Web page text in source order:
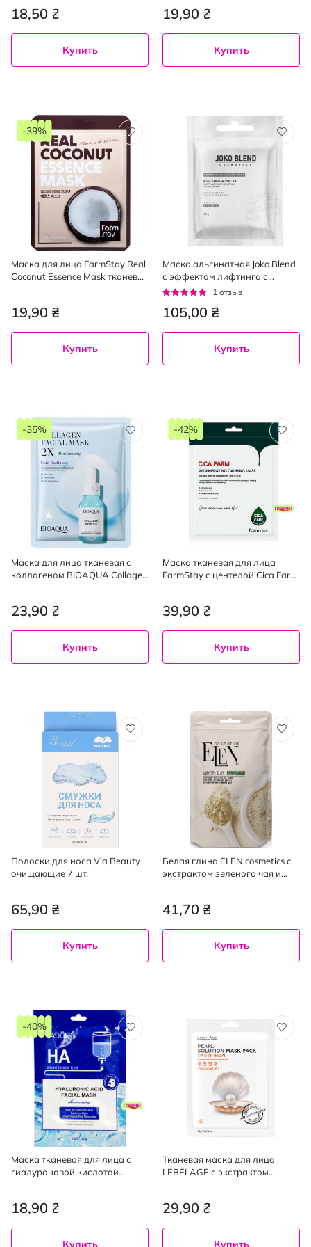
18,50 ₴
Купить
19,90 ₴
Купить
Маска для лица FarmStay Real
Coconut Essence Mask тканевая
19,90 ₴
-39%
Купить
Маска альгинатная Joko Blend
с эффектом лифтинга с
коллагеном и эластаном, 20г
Рейтинг:
1 отзыв
105,00 ₴
Купить
Маска для лица тканевая с
коллагеном BIOAQUA Collagen
23,90 ₴
-35%
Купить
Маска тканевая для лица
FarmStay с центелой Cica Farm
39,90 ₴
-42%
Купить
Полоски для носа Via Beauty
очищающие 7 шт.
65,90 ₴
Купить
Белая глина ELEN cosmetics с
экстрактом зеленого чая и
41,70 ₴
Купить
Маска тканевая для лица с
гиалуроновой кислотой
18,90 ₴
-40%
Купить
Тканевая маска для лица
LEBELAGE с экстрактом
29,90 ₴
Купить